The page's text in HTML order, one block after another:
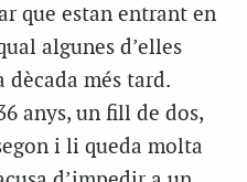
que estan entrant en
algunes d’elles
més tard.
anys, un fill de dos,
i li queda molta